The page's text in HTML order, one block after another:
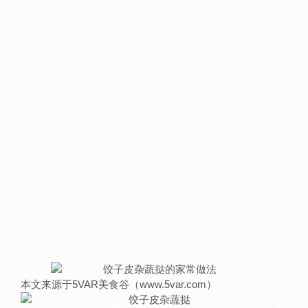
本文来源于5VAR美食谷（www.5var.com）